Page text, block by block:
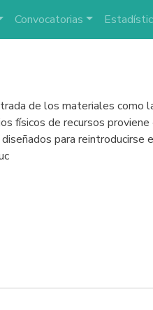
Convocatorias
de los materiales como
físicos de recursos
para reintroducirse